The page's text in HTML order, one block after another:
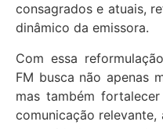
consagrados e atuais,
dinâmico da emissora.
Com essa
FM busca não apenas
mas também
comunicação